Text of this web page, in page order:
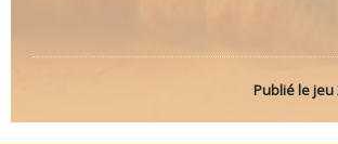
Publié lejeu